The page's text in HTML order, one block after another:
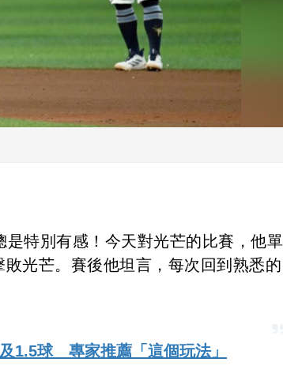
特別有感！今天對光芒的比賽，他單
光芒。賽後他坦言，每次回到熟悉的
1.5球 專家推薦「這個玩法」